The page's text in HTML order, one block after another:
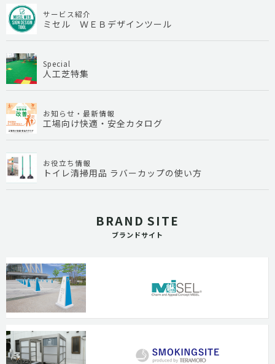
サービス紹介
ミセル ＷＥＢデザインツール
Special
人工芝特集
お知らせ・最新情報
工場向け快適・安全カタログ
お役立ち情報
トイレ清掃用品 ラバーカップの使い方
BRAND SITE
ブランドサイト